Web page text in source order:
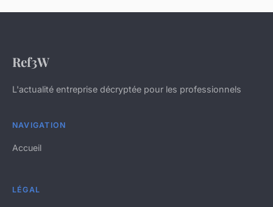
Ref3W
L'actualité entreprise décryptée pour les professionnels
NAVIGATION
Accueil
LÉGAL